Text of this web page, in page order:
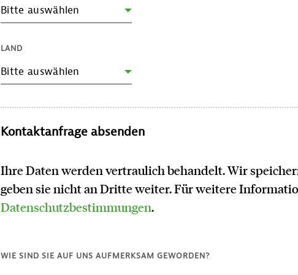
Bitte auswählen
LAND
Bitte auswählen
Kontaktanfrage absenden
Ihre Daten werden vertraulich behandelt. Wir
geben sie nicht an Dritte weiter. Für weitere
Datenschutzbestimmungen.
WIE SIND SIE AUF UNS AUFMERKSAM GEWORDEN?